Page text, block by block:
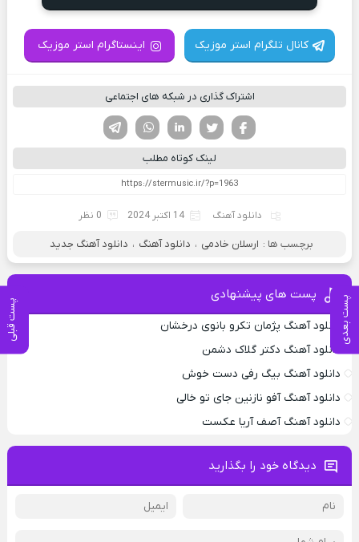
پست بعدی پست قبلی
کانال تلگرام استر موزیک اینستاگرام استر موزیک
اشتراک گذاری در شبکه های اجتماعی
لینکدین تویتر
فیسوک
لینک کوتاه مطلب
دانلود آهنگ 14 اکتبر 2024 0 نظر
برچسب ها : ارسلان خادمی ، دانلود آهنگ ، دانلود آهنگ جدید
پست های پیشنهادی
دانلود آهنگ پژمان تکرو بانوی درخشان
دانلود آهنگ دکتر گلاک دشمن
دانلود آهنگ بیگ رفی دست خوش
دانلود آهنگ آفو نازنین جای تو خالی
دانلود آهنگ آصف آریا عکست
دیدگاه خود را بگذارید